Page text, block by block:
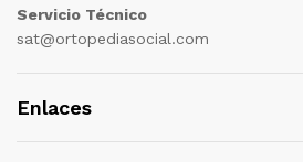
Servicio Técnico
sat@ortopediasocial.com
Enlaces